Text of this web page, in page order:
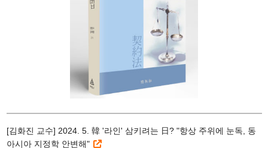
[김화진 교수] 2024. 5. 韓 '라인' 삼키려는 日? "항상 주위에 눈독, 동
아시아 지정학 안변해"